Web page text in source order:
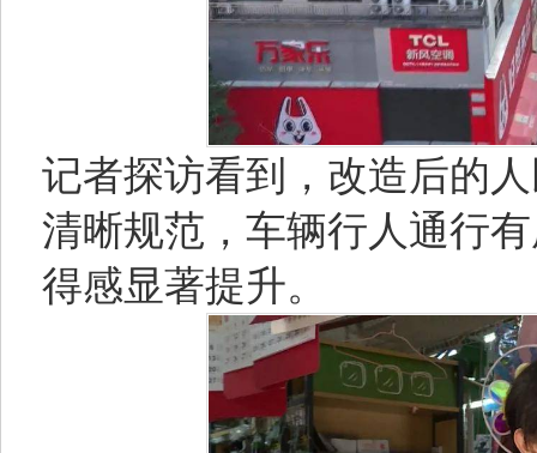
记者探访看到，改造后的
清晰规范，车辆行人通行
得感显著提升。